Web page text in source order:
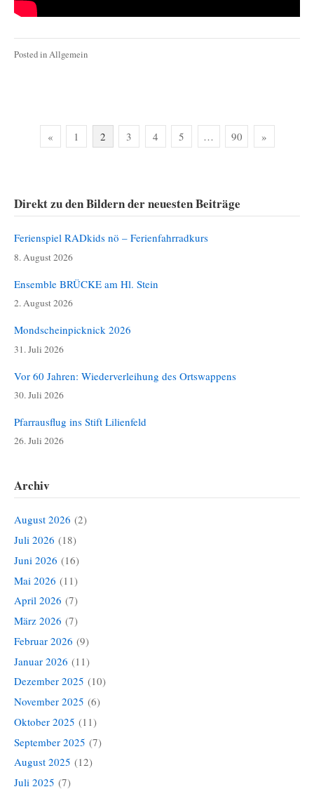
Posted inAllgemein
Seitennummerierung
« 1 2 3 4 5 … 90 »
Direkt zu den Bildern der neuesten Beiträge
Ferienspiel RADkids nö – Ferienfahrradkurs
8. August 2026
Ensemble BRÜCKE am Hl. Stein
2. August 2026
Mondscheinpicknick 2026
31. Juli 2026
Vor 60 Jahren: Wiederverleihung des Ortswappens
30. Juli 2026
Pfarrausflug ins Stift Lilienfeld
26. Juli 2026
Archiv
August 2026 (2)
Juli 2026 (18)
Juni 2026 (16)
Mai 2026 (11)
April 2026 (7)
März 2026 (7)
Februar 2026 (9)
Januar 2026 (11)
Dezember 2025 (10)
November 2025 (6)
Oktober 2025 (11)
September 2025 (7)
August 2025 (12)
Juli 2025 (7)